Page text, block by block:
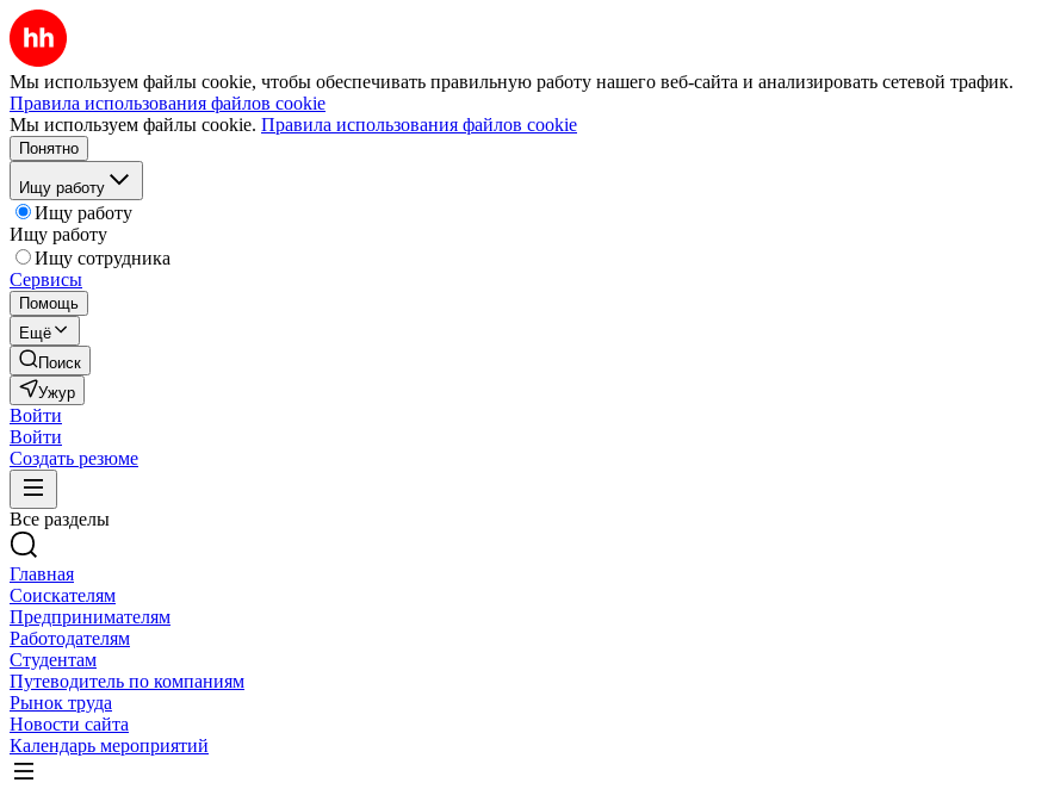
Мы используем файлы cookie, чтобы обеспечивать правильную работу нашего веб-сайта и анализировать сетевой трафик.
Правила использования файлов cookie
Мы используем файлы cookie. Правила использования файлов cookie
Понятно
Ищу работу
Ищу работу
Ищу работу
Ищу сотрудника
Сервисы
Помощь
Ещё
Поиск
Ужур
Войти
Войти
Создать резюме
Все разделы
Главная
Соискателям
Предпринимателям
Работодателям
Студентам
Путеводитель по компаниям
Рынок труда
Новости сайта
Календарь мероприятий